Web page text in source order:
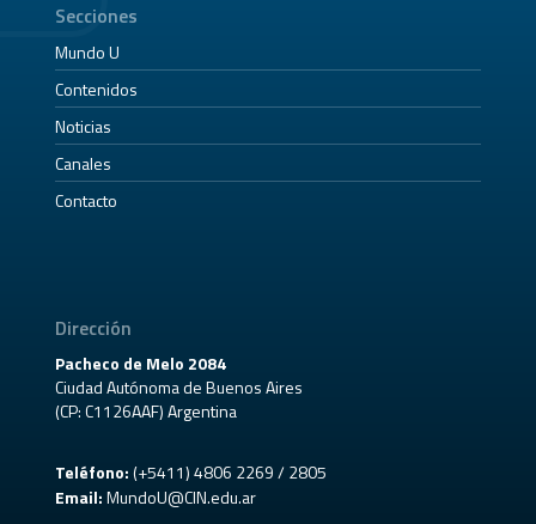
Secciones
Mundo U
Contenidos
Noticias
Canales
Contacto
Dirección
Pacheco de Melo 2084
Ciudad Autónoma de Buenos Aires
(CP: C1126AAF) Argentina
Teléfono:(+5411) 4806 2269 / 2805
Email: MundoU@CIN.edu.ar